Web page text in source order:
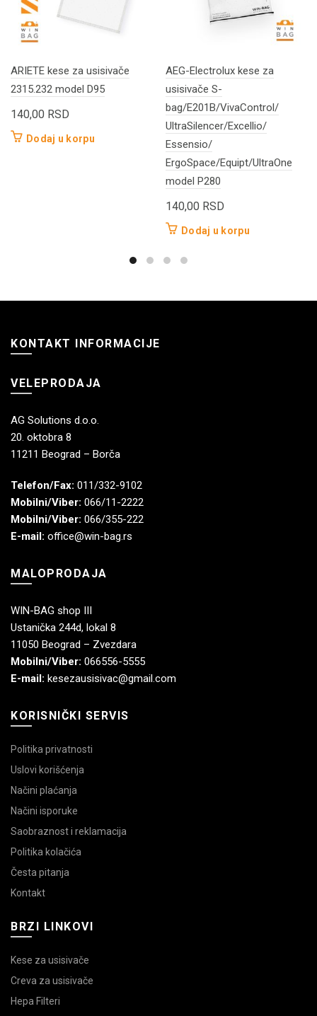
ARIETE kese za usisivače
2315.232 model D95
140,00 RSD
Dodaj u korpu
AEG-Electrolux kese za
usisivače S-
bag/E201B/VivaControl/
UltraSilencer/Excellio/
Essensio/
ErgoSpace/Equipt/UltraOne
model P280
140,00 RSD
Dodaj u korpu
KONTAKT INFORMACIJE
VELEPRODAJA
AG Solutions d.o.o.
20. oktobra 8
11211 Beograd – Borča
Telefon/Fax: 011/332-9102
Mobilni/Viber: 066/11-2222
Mobilni/Viber: 066/355-222
E-mail: office@win-bag.rs
MALOPRODAJA
WIN-BAG shop III
Ustanička 244d, lokal 8
11050 Beograd – Zvezdara
Mobilni/Viber: 066556-5555
E-mail: kesezausisivac@gmail.com
KORISNIČKI SERVIS
Politika privatnosti
Uslovi korišćenja
Načini plaćanja
Načini isporuke
Saobraznost i reklamacija
Politika kolačića
Česta pitanja
Kontakt
BRZI LINKOVI
Kese za usisivače
Creva za usisivače
Hepa Filteri